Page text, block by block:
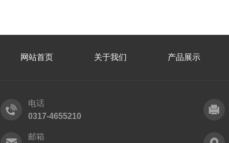
网站首页 关于我们 产品展示
电话
0317-4655210
邮箱